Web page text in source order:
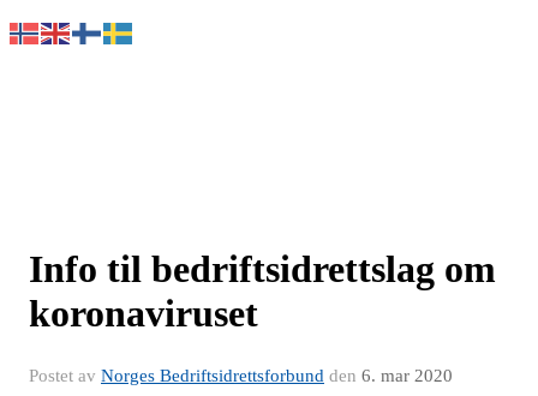
Info til bedriftsidrettslag om
koronaviruset
Postet av Norges Bedriftsidrettsforbund den 6. mar 2020